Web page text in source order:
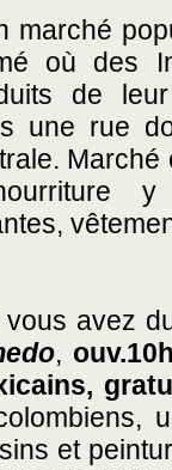
marché
où des
de
une rue
Marché
y
vous avez
,
et